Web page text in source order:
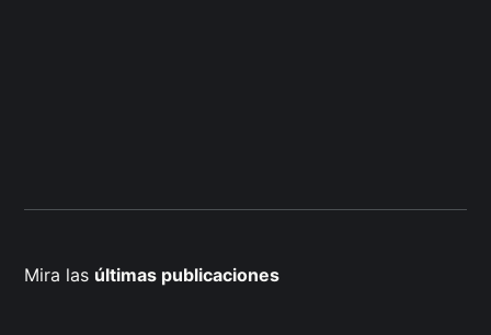
Mira las últimas publicaciones